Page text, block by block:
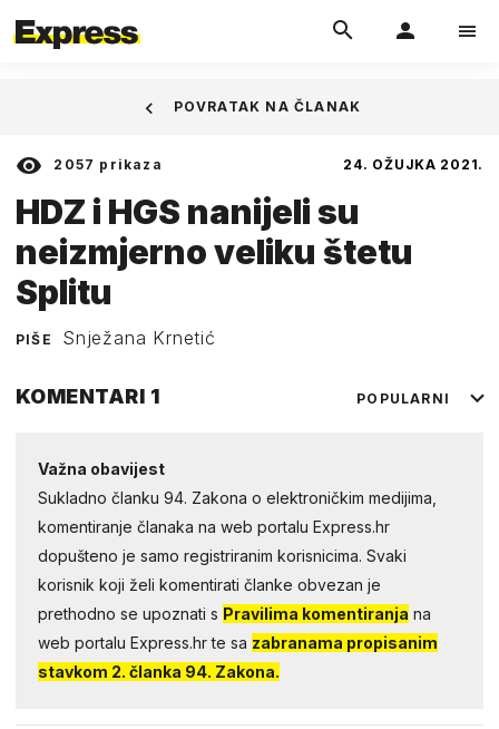
2057 prikaza 24. OŽUJKA 2021.
HDZ i HGS nanijeli su
neizmjerno veliku štetu
Splitu
PIŠE Snježana Krnetić
POVRATAK NA ČLANAK
KOMENTARI 1 POPULARNI
Važna obavijest
Sukladno članku 94. Zakona o elektroničkim medijima,
komentiranje članaka na web portalu Express.hr
dopušteno je samo registriranim korisnicima. Svaki
korisnik koji želi komentirati članke obvezan je
prethodno se upoznati s Pravilima komentiranja na
web portalu Express.hr te sa zabranama propisanim
stavkom 2. članka 94. Zakona.